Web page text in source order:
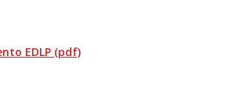
EDLP (pdf)